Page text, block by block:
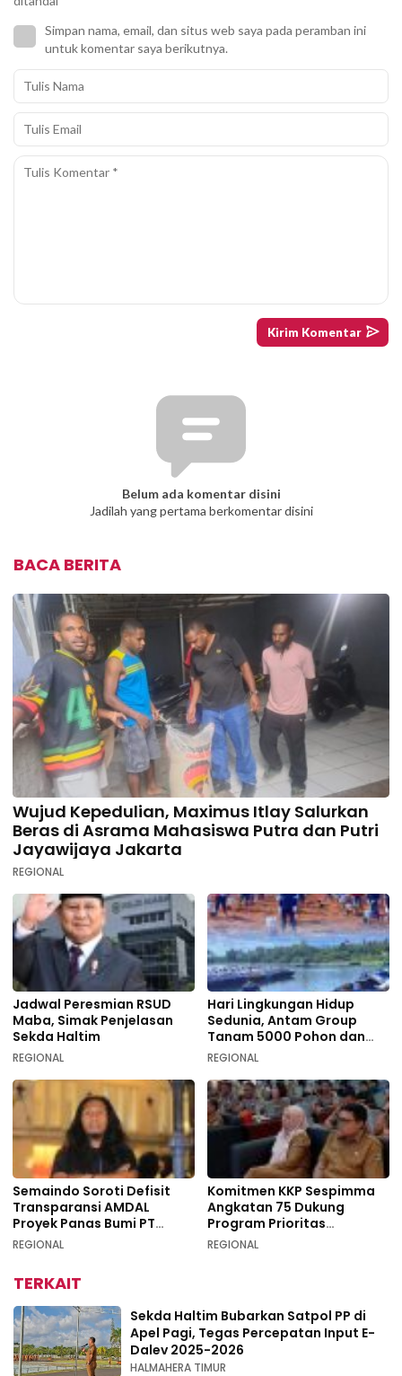
Simpan nama, email, dan situs web saya pada peramban ini
untuk komentar saya berikutnya.
Belum ada komentar disini
Jadilah yang pertama berkomentar disini
BACA BERITA
Wujud Kepedulian, Maximus Itlay Salurkan
Beras di Asrama Mahasiswa Putra dan Putri
Jayawijaya Jakarta
REGIONAL
Jadwal Peresmian RSUD
Maba, Simak Penjelasan
Sekda Haltim
REGIONAL
Hari Lingkungan Hidup
Sedunia, Antam Group
Tanam 5000 Pohon dan
Aksi Bersih di Sofifi
REGIONAL
Semaindo Soroti Defisit
Transparansi AMDAL
Proyek Panas Bumi PT
Geodipa Energi di
REGIONAL
Komitmen KKP Sespimma
Angkatan 75 Dukung
Program Prioritas
Swasembada Pangan
REGIONAL
TERKAIT
Sekda Haltim Bubarkan Satpol PP di
Apel Pagi, Tegas Percepatan Input E-
Dalev 2025-2026
HALMAHERA TIMUR